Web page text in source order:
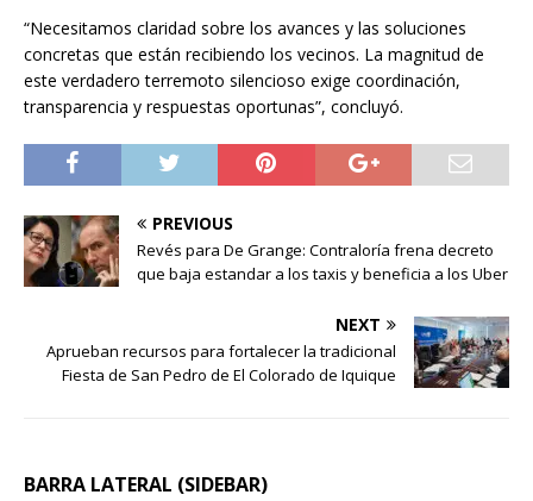
“Necesitamos claridad sobre los avances y las soluciones
concretas que están recibiendo los vecinos. La magnitud de
este verdadero terremoto silencioso exige coordinación,
transparencia y respuestas oportunas”, concluyó.
PREVIOUS
Revés para De Grange: Contraloría frena decreto
que baja estandar a los taxis y beneficia a los Uber
NEXT
Aprueban recursos para fortalecer la tradicional
Fiesta de San Pedro de El Colorado de Iquique
BARRA LATERAL (SIDEBAR)